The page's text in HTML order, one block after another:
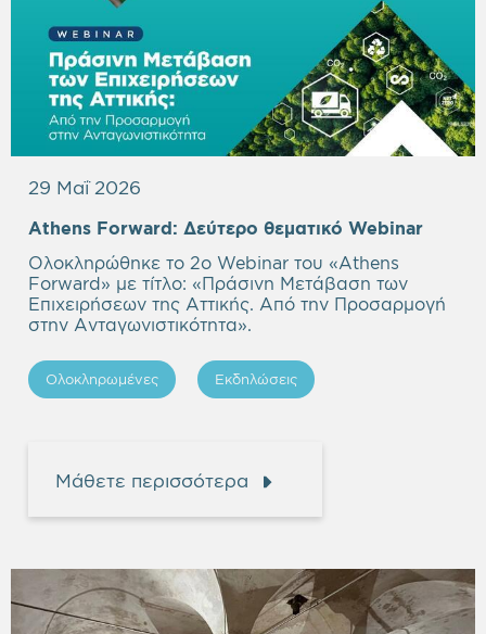
29 Μαΐ 2026
Athens Forward: Δεύτερο θεματικό Webinar
Ολοκληρώθηκε το 2ο Webinar του «Athens
Forward» με τίτλο: «Πράσινη Μετάβαση των
Επιχειρήσεων της Αττικής. Από την Προσαρμογή
στην Ανταγωνιστικότητα».
Ολοκληρωμένες Εκδηλώσεις
Μάθετε περισσότερα